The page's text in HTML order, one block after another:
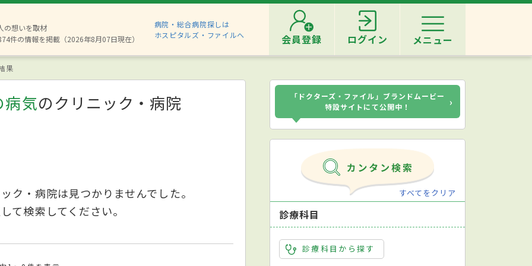
の想いを取材
件の情報を掲載（2026年8月07日現在）
病院・総合病院探しは
ホスピタルズ・ファイルへ
会員登録 ログイン メニュー
果
病気のクリニック・病院
ク・病院は見つかりませんでした。
て検索してください。
「ドクターズ・ファイル」ブランドムービー
特設サイトにて公開中！
›
すべてをクリア
診療科目
診療科目から探す